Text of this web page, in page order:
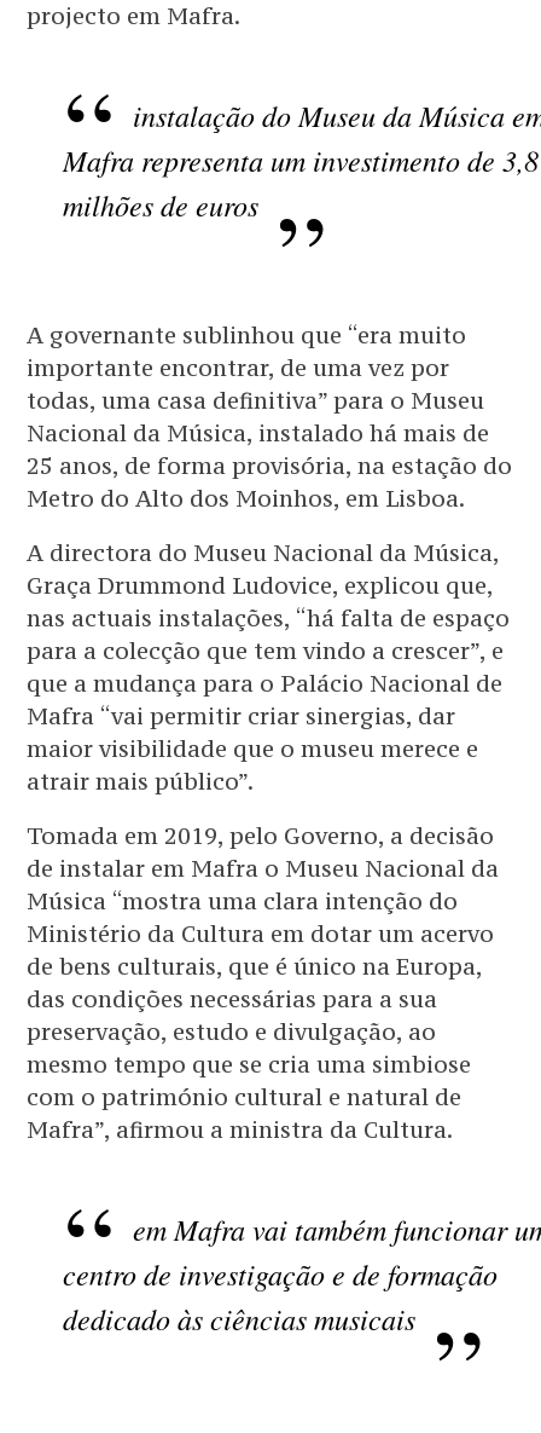
projecto em Mafra.
instalação do Museu da Música
Mafra representa um investimento de 3,8
milhões de euros
A governante sublinhou que “era muito
importante encontrar, de uma vez por
todas, uma casa definitiva” para o Museu
Nacional da Música, instalado há mais de
25 anos, de forma provisória, na estação do
Metro do Alto dos Moinhos, em Lisboa.
A directora do Museu Nacional da Música,
Graça Drummond Ludovice, explicou que,
nas actuais instalações, “há falta de espaço
para a colecção que tem vindo a crescer”, e
que a mudança para o Palácio Nacional de
Mafra “vai permitir criar sinergias, dar
maior visibilidade que o museu merece e
atrair mais público”.
Tomada em 2019, pelo Governo, a decisão
de instalar em Mafra o Museu Nacional da
Música “mostra uma clara intenção do
Ministério da Cultura em dotar um acervo
de bens culturais, que é único na Europa,
das condições necessárias para a sua
preservação, estudo e divulgação, ao
mesmo tempo que se cria uma simbiose
com o património cultural e natural de
Mafra”, afirmou a ministra da Cultura.
em Mafra vai também funcionar
centro de investigação e de formação
dedicado às ciências musicais